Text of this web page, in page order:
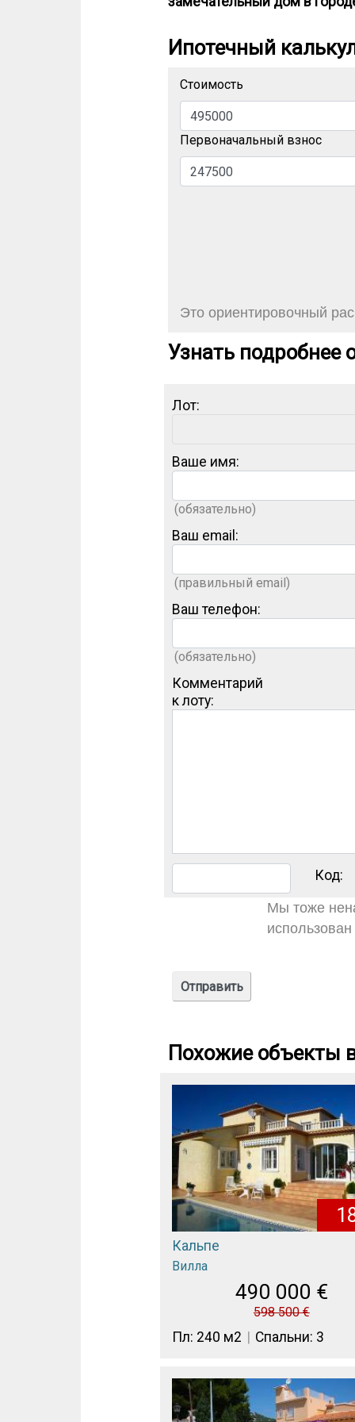
Ипотечный
Стоимость
Первоначальный взнос
Это ориентировочный
Узнать подробнее
Лот:
Ваше имя:
(обязательно)
Ваш email:
(правильный email)
Ваш телефон:
(обязательно)
Комментарий
к лоту:
Код:
Мы тоже
Похожие объекты
Кальпе
Вилла
490 000 €
598 500€
Пл: 240 м2 Спальни: 3